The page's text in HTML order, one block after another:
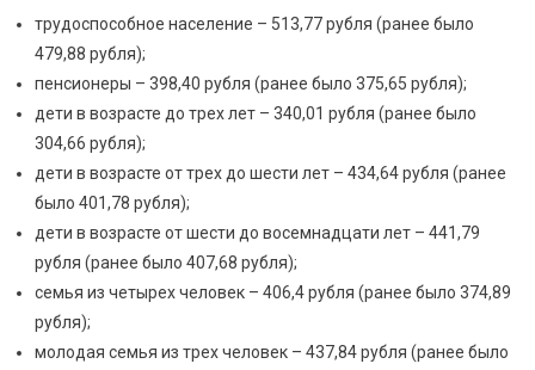
трудоспособное население – 513,77 рубля (ранее было
479,88 рубля);
пенсионеры – 398,40 рубля (ранее было 375,65 рубля);
дети в возрасте до трех лет – 340,01 рубля (ранее было
304,66 рубля);
дети в возрасте от трех до шести лет – 434,64 рубля (ранее
было 401,78 рубля);
дети в возрасте от шести до восемнадцати лет – 441,79
рубля (ранее было 407,68 рубля);
семья из четырех человек – 406,4 рубля (ранее было 374,89
рубля);
молодая семья из трех человек – 437,84 рубля (ранее было